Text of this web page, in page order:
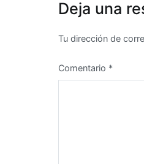
Deja una
Tu dirección de
Comentario *